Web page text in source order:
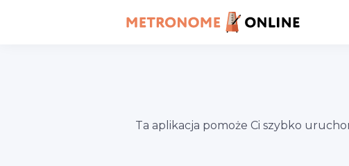
Ta aplikacja pomoże Ci szybko